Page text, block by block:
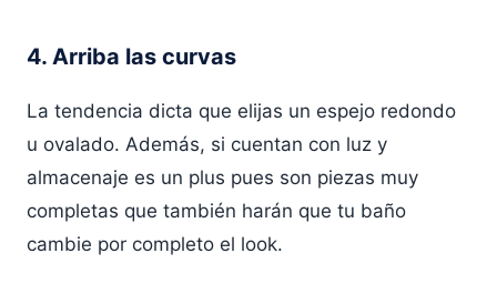
4. Arriba las curvas
La tendencia dicta que elijas un espejo redondo
u ovalado. Además, si cuentan con luz y
almacenaje es un plus pues son piezas muy
completas que también harán que tu baño
cambie por completo el look.